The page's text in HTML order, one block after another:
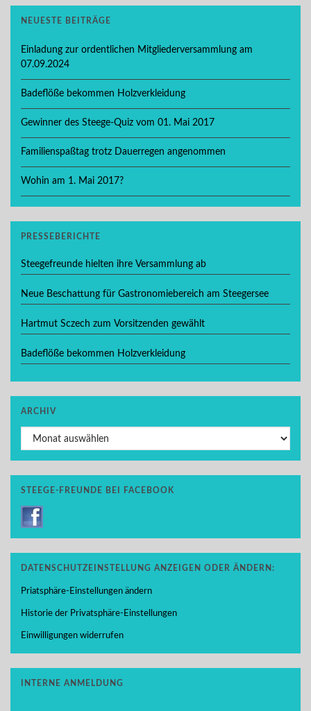
NEUESTE BEITRÄGE
Einladung zur ordentlichen Mitgliederversammlung am
07.09.2024
Badeflöße bekommen Holzverkleidung
Gewinner des Steege-Quiz vom 01. Mai 2017
Familienspaßtag trotz Dauerregen angenommen
Wohin am 1. Mai 2017?
PRESSEBERICHTE
Steegefreunde hielten ihre Versammlung ab
Neue Beschattung für Gastronomiebereich am Steegersee
Hartmut Sczech zum Vorsitzenden gewählt
Badeflöße bekommen Holzverkleidung
ARCHIV
Archiv
STEEGE-FREUNDE BEI FACEBOOK
DATENSCHUTZEINSTELLUNG ANZEIGEN ODER ÄNDERN:
Priatsphäre-Einstellungen ändern
Historie der Privatsphäre-Einstellungen
Einwilligungen widerrufen
INTERNE ANMELDUNG